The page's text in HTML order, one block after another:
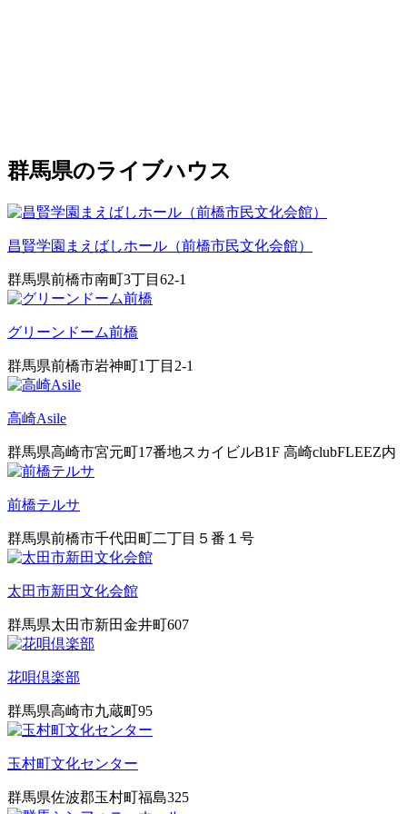
群馬県のライブハウス
昌賢学園まえばしホール（前橋市民文化会館）
群馬県前橋市南町3丁目62-1
グリーンドーム前橋
群馬県前橋市岩神町1丁目2-1
高崎Asile
群馬県高崎市宮元町17番地スカイビルB1F 高崎clubFLEEZ内
前橋テルサ
群馬県前橋市千代田町二丁目５番１号
太田市新田文化会館
群馬県太田市新田金井町607
花唄倶楽部
群馬県高崎市九蔵町95
玉村町文化センター
群馬県佐波郡玉村町福島325